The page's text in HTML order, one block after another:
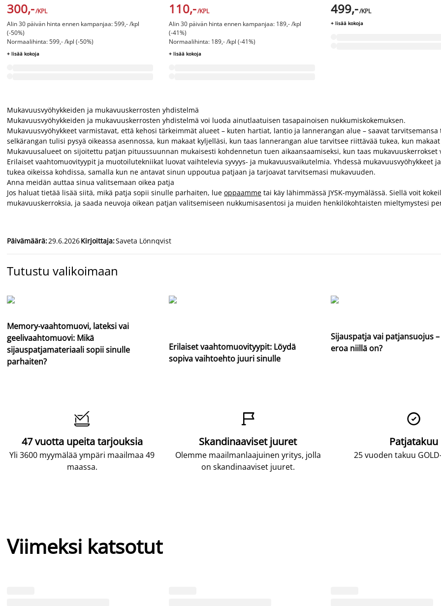
300,-/KPL
Alin 30 päivän hinta ennen kampanjaa: 599,- /kpl
(-50%)
Normaalihinta: 599,- /kpl (-50%)
+ lisää kokoja
110,-/KPL
Alin 30 päivän hinta ennen kampanjaa: 189,- /kpl
(-41%)
Normaalihinta: 189,- /kpl (-41%)
+ lisää kokoja
499,-/KPL
+ lisää kokoja
Mukavuusvyöhykkeiden ja mukavuuskerrosten yhdistelmä
Mukavuusvyöhykkeiden ja mukavuuskerrosten yhdistelmä voi luoda ainutlaatuisen tasapainoisen nukkumiskokemuksen.
Mukavuusvyöhykkeet varmistavat, että kehosi tärkeimmät alueet – kuten hartiat, lantio ja lannerangan alue – saavat
selkärangan tulisi pysyä oikeassa asennossa, kun makaat kyljelläsi, kun taas lannerangan alue tarvitsee riittävää tukea, kun
Mukavuusalueet on sijoitettu patjan pituussuunnan mukaisesti kohdennetun tuen aikaansaamiseksi, kun taas
Erilaiset vaahtomuovityypit ja muotoilutekniikat luovat vaihtelevia syvyys- ja mukavuusvaikutelmia. Yhdessä mukavuusvyöhykkeet
tukea oikeissa kohdissa, samalla kun ne antavat sinun uppoutua patjaan ja tarjoavat tarvitsemasi mukavuuden.
Anna meidän auttaa sinua valitsemaan oikea patja
Jos haluat tietää lisää siitä, mikä patja sopii sinulle parhaiten, lue oppaamme tai käy lähimmässä JYSK-myymälässä. Siellä voit
mukavuuskerroksia, ja saada neuvoja oikean patjan valitsemiseen nukkumisasentosi ja muiden henkilökohtaisten mieltymystesi
Päivämäärä:29.6.2026Kirjoittaja:Saveta Lönnqvist
Tutustu valikoimaan
Memory-vaahtomuovi, lateksi vai
geelivaahtomuovi: Mikä
sijauspatjamateriaali sopii sinulle
parhaiten?
Erilaiset vaahtomuovityypit: Löydä
sopiva vaihtoehto juuri sinulle
Sijauspatja vai patjansuojus
eroa niillä on?

47 vuotta upeita tarjouksia
Yli 3600 myymälää ympäri maailmaa 49
maassa.

Skandinaaviset juuret
Olemme maailmanlaajuinen yritys, jolla
on skandinaaviset juuret.

Patjatakuu
25 vuoden takuu
Viimeksi katsotut